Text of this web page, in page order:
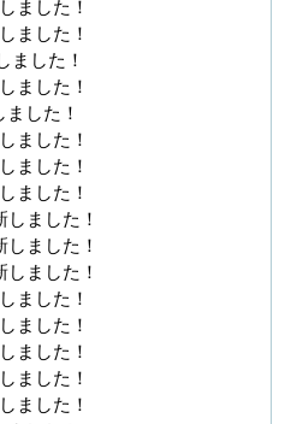
ました！
ました！
ました！
ました！
した！
ました！
ました！
ました！
しました！
しました！
しました！
ました！
ました！
ました！
ました！
ました！